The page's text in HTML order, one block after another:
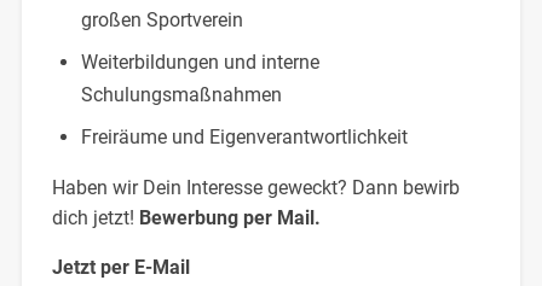
großen Sportverein
Weiterbildungen und interne
Schulungsmaßnahmen
Freiräume und Eigenverantwortlichkeit
Haben wir Dein Interesse geweckt? Dann bewirb
dich jetzt! Bewerbung per Mail.
Jetzt per E-Mail